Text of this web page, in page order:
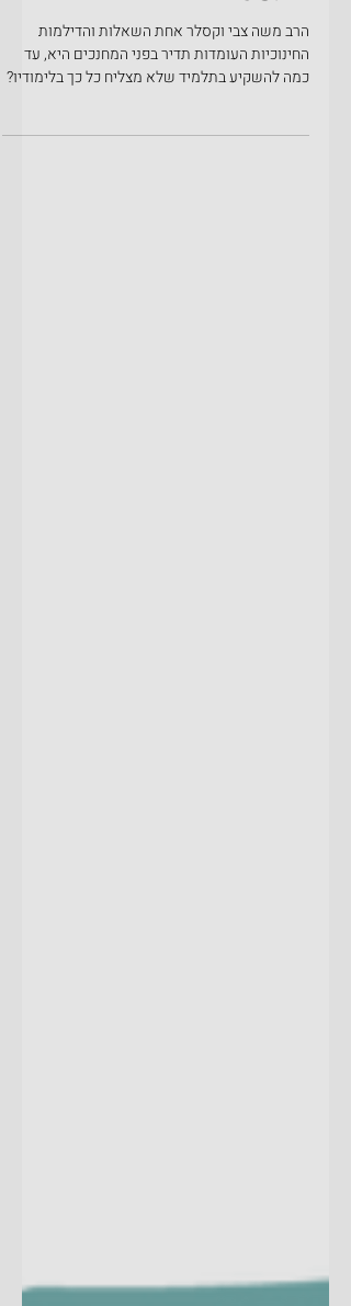
הרב משה צבי וקסלר אחת השאלות והדילמות
החינוכיות העומדות תדיר בפני המחנכים היא, עד
כמה להשקיע בתלמיד שלא מצליח כל כך בלימודיו?